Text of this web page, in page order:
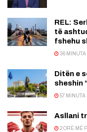
REL:
të
fshehu
36
Ditën e
sheshin
57 MINUTA
Asllani
2 ORË MË